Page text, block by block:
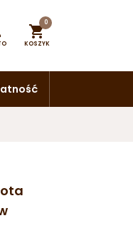

0
KOSZYK